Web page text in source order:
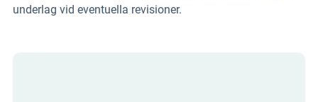
underlag vid eventuella revisioner.